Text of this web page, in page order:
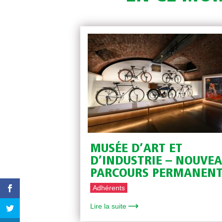
MUSÉE D’ART ET
D’INDUSTRIE –
PARCOURS
Adhérents
Lire la suite